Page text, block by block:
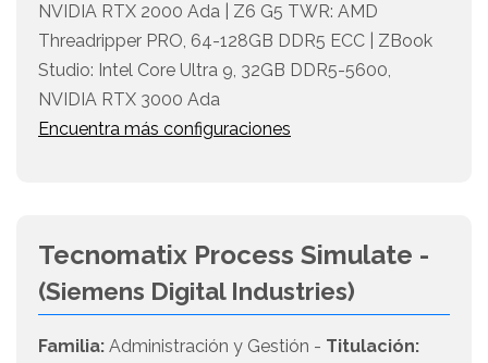
NVIDIA RTX 2000 Ada | Z6 G5 TWR: AMD
Threadripper PRO, 64-128GB DDR5 ECC | ZBook
Studio: Intel Core Ultra 9, 32GB DDR5-5600,
NVIDIA RTX 3000 Ada
Encuentra más configuraciones
Tecnomatix Process Simulate -
(Siemens Digital Industries)
Familia: Administración y Gestión - Titulación: